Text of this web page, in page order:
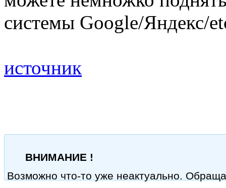
системы Google/Яндекс/
источник
ВНИМАНИЕ !
Возможно что-то уже неактуально.